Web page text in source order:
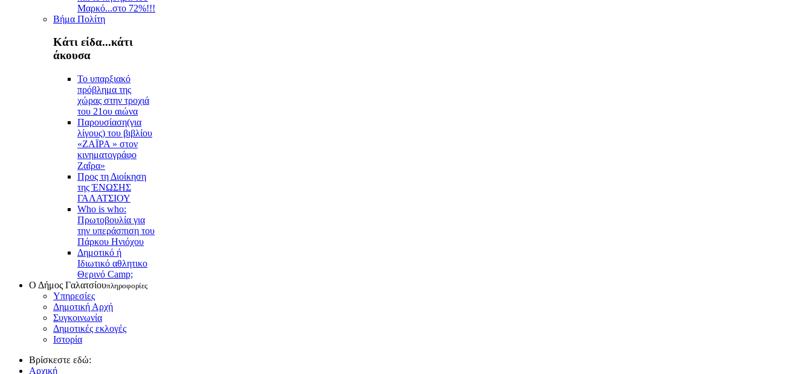
Μαρκό...στο 72%!!!
Βήμα Πολίτη
Κάτι είδα...κάτι
άκουσα
Το υπαρξιακό
πρόβλημα της
χώρας στην τροχιά
του 21ου αιώνα
Παρουσίαση(για
λίγους) του βιβλίου
«ΖΑΪΡΑ » στον
κινηματογράφο
Ζαΐρα»
Προς τη Διοίκηση
της ΈΝΩΣΗΣ
ΓΑΛΑΤΣΙΟΥ
Who is who:
Πρωτοβουλία για
την υπεράσπιση του
Πάρκου Ηνιόχου
Δημοτικό ή
Ιδιωτικό αθλητικο
Θερινό Camp;
Ο Δήμος Γαλατσίουπληροφορίες
Υπηρεσίες
Δημοτική Αρχή
Συγκοινωνία
Δημοτικές εκλογές
Ιστορία
Βρίσκεστε εδώ:
Αρχική